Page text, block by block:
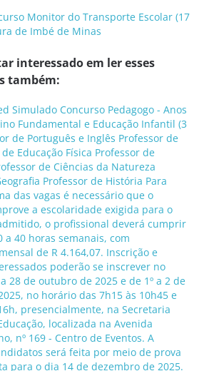
Monitor do Transporte Escolar (17
de Imbé de Minas
interessado em ler esses
também:
Simulado Concurso Pedagogo - Anos
Fundamental e Educação Infantil (3
de Português e Inglês Professor de
Educação Física Professor de
de Ciências da Natureza
Professor de História Para
das vagas é necessário que o
a escolaridade exigida para o
o profissional deverá cumprir
a 40 horas semanais, com
de R 4.164,07. Inscrição e
poderão se inscrever no
28 de outubro de 2025 e de 1º a 2 de
no horário das 7h15 às 10h45 e
presencialmente, na Secretaria
localizada na Avenida
nº 169 - Centro de Eventos. A
será feita por meio de prova
para o dia 14 de dezembro de 2025.